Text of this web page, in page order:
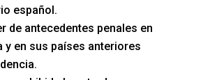
español.
de antecedentes penales en
y en sus países anteriores